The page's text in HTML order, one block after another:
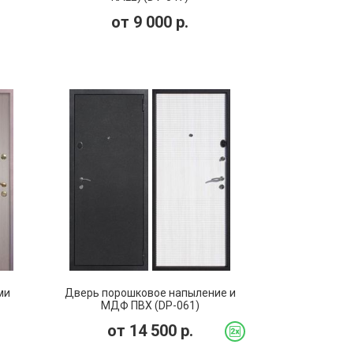
от 9 000 р.
Дверь порошковое напыление и
МДФ ПВХ (DP-061)
от 14 500р.